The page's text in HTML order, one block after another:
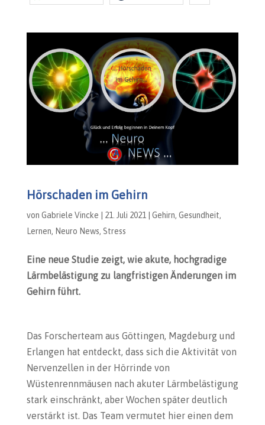
Hörschaden im Gehirn
von Gabriele Vincke | 21. Juli 2021 | Gehirn, Gesundheit,
Lernen, Neuro News, Stress
Eine neue Studie zeigt, wie akute, hochgradige
Lärmbelästigung zu langfristigen Änderungen im
Gehirn führt.
Das Forscherteam aus Göttingen, Magdeburg und
Erlangen hat entdeckt, dass sich die Aktivität von
Nervenzellen in der Hörrinde von
Wüstenrennmäusen nach akuter Lärmbelästigung
stark einschränkt, aber Wochen später deutlich
verstärkt ist. Das Team vermutet hier einen dem